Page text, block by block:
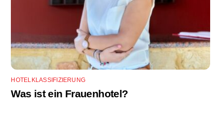
HOTELKLASSIFIZIERUNG
Was ist ein Frauenhotel?